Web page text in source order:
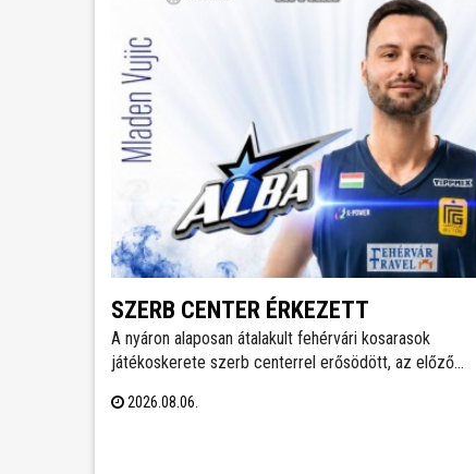
SZERB CENTER ÉRKEZETT
A nyáron alaposan átalakult fehérvári kosarasok
játékoskerete szerb centerrel erősödött, az előző
Vujics érkezik a királyok városába. A klub egy év után
2026.08.06.